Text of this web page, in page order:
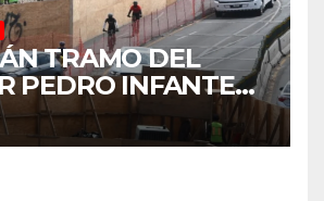
TRAMO DEL
PEDRO INFANTE
OBRAS
REGRESO A